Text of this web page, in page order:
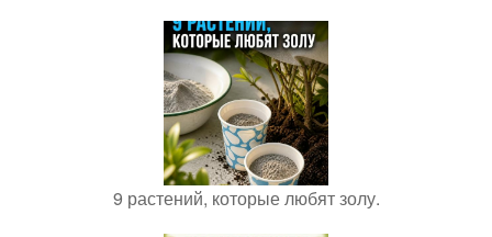
9 растений, которые любят золу.